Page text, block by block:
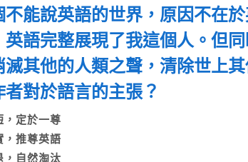
不能說英語的世界，原因不在
英語完整展現了我這個人。但
滅其他的人類之聲，清除世上
者對於語言的主張？
，定於一尊
，推尊英語
，自然淘汰